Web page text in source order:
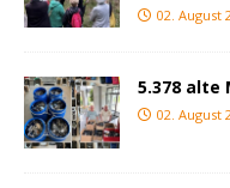
02. August
5.378
02. August